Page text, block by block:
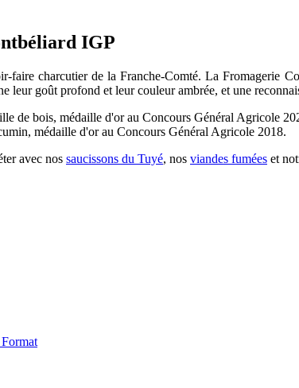
IGP
faire charcutier de la Franche-Comté. La Fromagerie
goût profond et leur couleur ambrée, et une
de bois, médaille d'or au Concours Général Agricole
médaille d'or au Concours Général Agricole 2018.
avec nos saucissons du Tuyé, nos viandes fumées et